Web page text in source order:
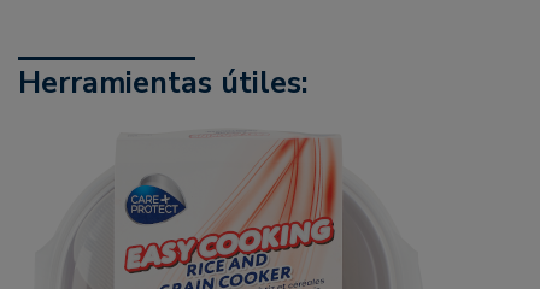
Herramientas útiles: